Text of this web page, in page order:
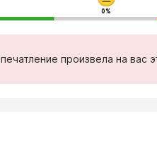
0%
произвела на вас